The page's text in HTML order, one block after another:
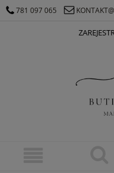
781 097 065